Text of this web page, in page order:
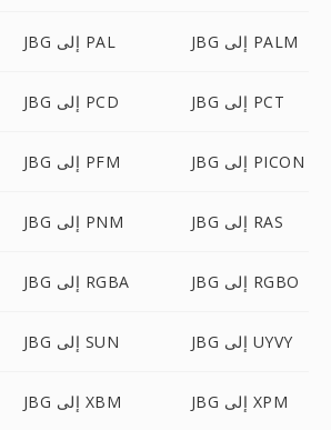
JBG إلى PAL JBG إلى PALM
JBG إلى PCD JBG إلى PCT
JBG إلى PFM JBG إلى PICON
JBG إلى PNM JBG إلى RAS
JBG إلى RGBA JBG إلى RGBO
JBG إلى SUN JBG إلى UYVY
JBG إلى XBM JBG إلى XPM